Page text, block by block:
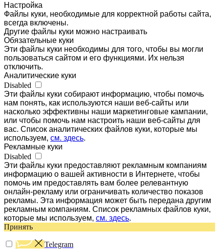
Настройка
Файлы куки, необходимые для корректной работы сайта,
всегда включены.
Другие файлы куки можно настраивать
Обязательные куки
Эти файлы куки необходимы для того, чтобы вы могли
пользоваться сайтом и его функциями. Их нельзя
отключить.
Аналитические куки
Disabled
Эти файлы куки собирают информацию, чтобы помочь
нам понять, как используются наши веб-сайты или
насколько эффективны наши маркетинговые кампании,
или чтобы помочь нам настроить наши веб-сайты для
вас. Список аналитических файлов куки, которые мы
используем, см. здесь.
Рекламные куки
Disabled
Эти файлы куки предоставляют рекламным компаниям
информацию о вашей активности в Интернете, чтобы
помочь им предоставлять вам более релевантную
онлайн-рекламу или ограничивать количество показов
рекламы. Эта информация может быть передана другим
рекламным компаниям. Список рекламных файлов куки,
которые мы используем, см. здесь.
Принять
Telegram